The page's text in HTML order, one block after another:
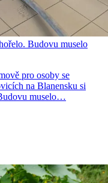
Budovu muselo
pro osoby se
na Blanensku si
muselo…